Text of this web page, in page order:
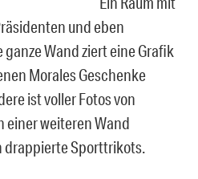
und eben
Wand ziert eine Grafik
Morales Geschenke
ist voller Fotos von
einer weiteren Wand
drappierte Sporttrikots.